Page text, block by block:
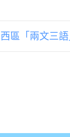
區「兩文三